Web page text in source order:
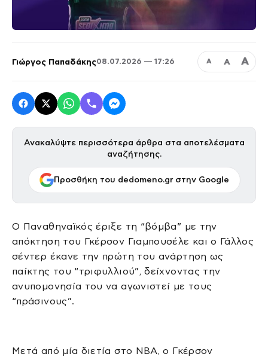
Γιώργος Παπαδάκης08.07.2026 — 17:26 Α Α Α
Ανακαλύψτε περισσότερα άρθρα στα αποτελέσματα
αναζήτησης.
Προσθήκη του dedomeno.gr στην Google
Ο Παναθηναϊκός έριξε τη “βόμβα” με την
απόκτηση του Γκέρσον Γιαμπουσέλε και ο Γάλλος
σέντερ έκανε την πρώτη του ανάρτηση ως
παίκτης του “τριφυλλιού”, δείχνοντας την
ανυπομονησία του να αγωνιστεί με τους
“πράσινους”.
Μετά από μία διετία στο NBA, ο Γκέρσον